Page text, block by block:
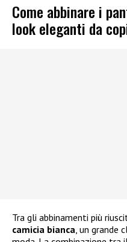
Come abbinare i
look eleganti da
Tra gli abbinamenti più
camicia bianca, un grande